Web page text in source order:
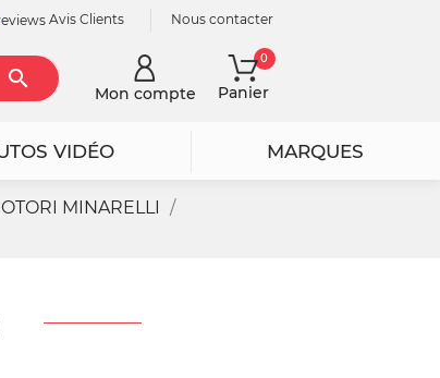
Avis Clients Nous contacter
RechercherMon compte Panier
0
VIDÉO MARQUES
MINARELLI